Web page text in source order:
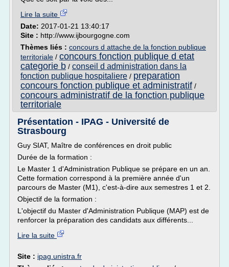
Lire la suite
Date: 2017-01-21 13:40:17
Site : http://www.ijbourgogne.com
Thèmes liés : concours d attache de la fonction publique
territoriale / concours fonction publique d etat
categorie b / conseil d administration dans la
fonction publique hospitaliere / preparation
concours fonction publique et administratif /
concours administratif de la fonction publique
territoriale
Présentation - IPAG - Université de
Strasbourg
Guy SIAT, Maître de conférences en droit public
Durée de la formation :
Le Master 1 d'Administration Publique se prépare en un an.
Cette formation correspond à la première année d'un
parcours de Master (M1), c'est-à-dire aux semestres 1 et 2.
Objectif de la formation :
L'objectif du Master d'Administration Publique (MAP) est de
renforcer la préparation des candidats aux différents...
Lire la suite
Site : ipag.unistra.fr